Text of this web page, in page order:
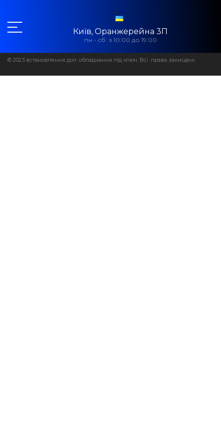
Київ, Оранжерейна 3П
пн - сб: з 10:00 до 19:00
© 2023 встановлення доп. обладнання під ключ. Всі права захищені